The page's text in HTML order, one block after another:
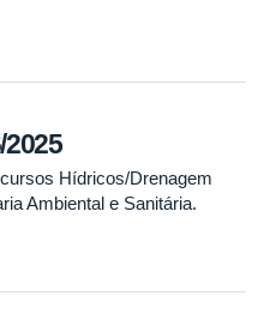
2025
Hídricos/Drenagem
Ambiental e Sanitária.